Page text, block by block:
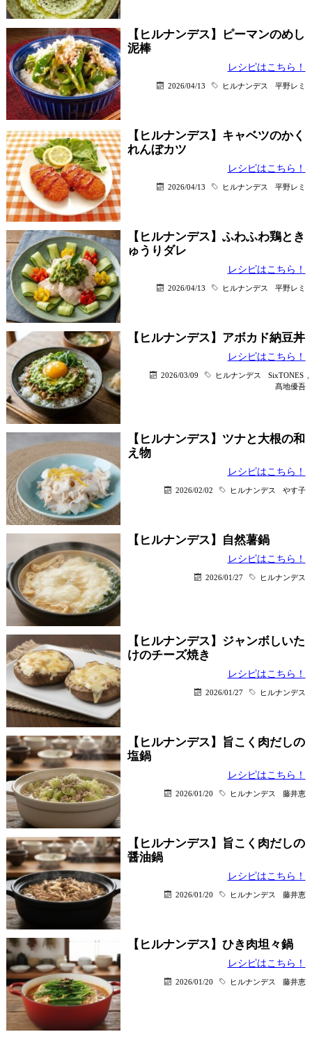
【ヒルナンデス】ピーマンのめし
泥棒
レシピはこちら！
2026/04/13 ヒルナンデス 平野レミ
【ヒルナンデス】キャベツのかく
れんぼカツ
レシピはこちら！
2026/04/13 ヒルナンデス 平野レミ
【ヒルナンデス】ふわふわ鶏とき
ゅうりダレ
レシピはこちら！
2026/04/13 ヒルナンデス 平野レミ
【ヒルナンデス】アボカド納豆丼
レシピはこちら！
2026/03/09 ヒルナンデス SixTONES
髙地優吾
【ヒルナンデス】ツナと大根の和
え物
レシピはこちら！
2026/02/02 ヒルナンデス やす子
【ヒルナンデス】自然薯鍋
レシピはこちら！
2026/01/27 ヒルナンデス
【ヒルナンデス】ジャンボしいた
けのチーズ焼き
レシピはこちら！
2026/01/27 ヒルナンデス
【ヒルナンデス】旨こく肉だしの
塩鍋
レシピはこちら！
2026/01/20 ヒルナンデス 藤井恵
【ヒルナンデス】旨こく肉だしの
醤油鍋
レシピはこちら！
2026/01/20 ヒルナンデス 藤井恵
【ヒルナンデス】ひき肉坦々鍋
レシピはこちら！
2026/01/20 ヒルナンデス 藤井恵